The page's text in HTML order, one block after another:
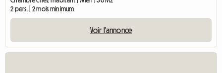
2 pers. | 2 mois minimum
Voir l'annonce